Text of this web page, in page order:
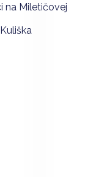
na Miletičovej